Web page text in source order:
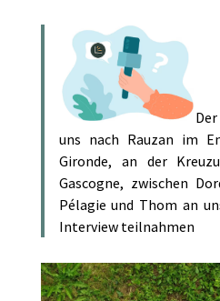
uns nach Rauzan im
Gironde, an der
Gascogne, zwischen
Pélagie und Thom an
Interview teilnahmen